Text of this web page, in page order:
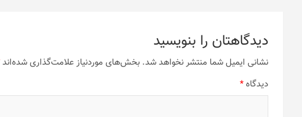
دیدگاهتان را بنویسید
نشانی ایمیل شما منتشر نخواهد شد. بخش‌های موردنیاز علامت‌گذاری شده‌اند
دیدگاه*